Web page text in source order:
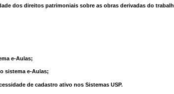
dos direitos patrimoniais sobre as obras derivadas do
e-Aulas;
sistema e-Aulas;
de cadastro ativo nos Sistemas USP.